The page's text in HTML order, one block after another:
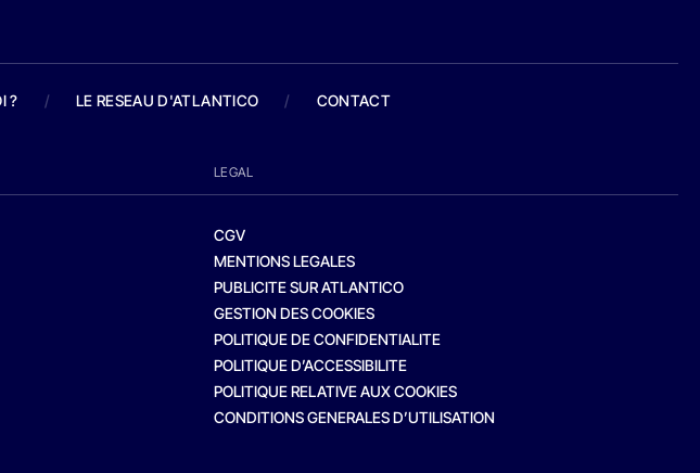
? / LE RESEAU D'ATLANTICO / CONTACT
LEGAL
CGV
MENTIONS LEGALES
PUBLICITE SUR ATLANTICO
GESTION DES COOKIES
POLITIQUE DE CONFIDENTIALITE
POLITIQUE D’ACCESSIBILITE
POLITIQUE RELATIVE AUX COOKIES
CONDITIONS GENERALES D’UTILISATION